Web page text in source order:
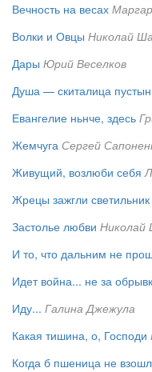
Вечность на весах
Волки и Овцы Николай
Дары Юрий Веселков
Душа — скиталица
Евангелие ньнче, здесь
Жемчуга Сергей
Живущий, возлюби себя
Жрецы зажгли
Застолье любви Николай
И то, что дальним не
Идет война... не за
Иду... Галина Джежула
Какая тишина, о, Господи
Когда б пшеница не